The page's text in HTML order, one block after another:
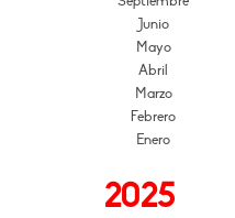
Junio
Mayo
Abril
Marzo
Febrero
Enero
2025